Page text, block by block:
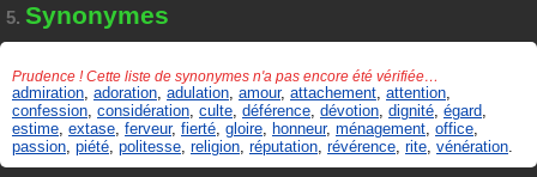
5. Synonymes
Prudence ! Cette liste de synonymes n'a pas encore été vérifiée…
admiration adoration adulation amour, attachement attention
confession considération culte déférence dévotion dignité égard
estime extase ferveur, fierté gloire honneur, ménagement office
passion piété politesse religion réputation révérence rite vénération